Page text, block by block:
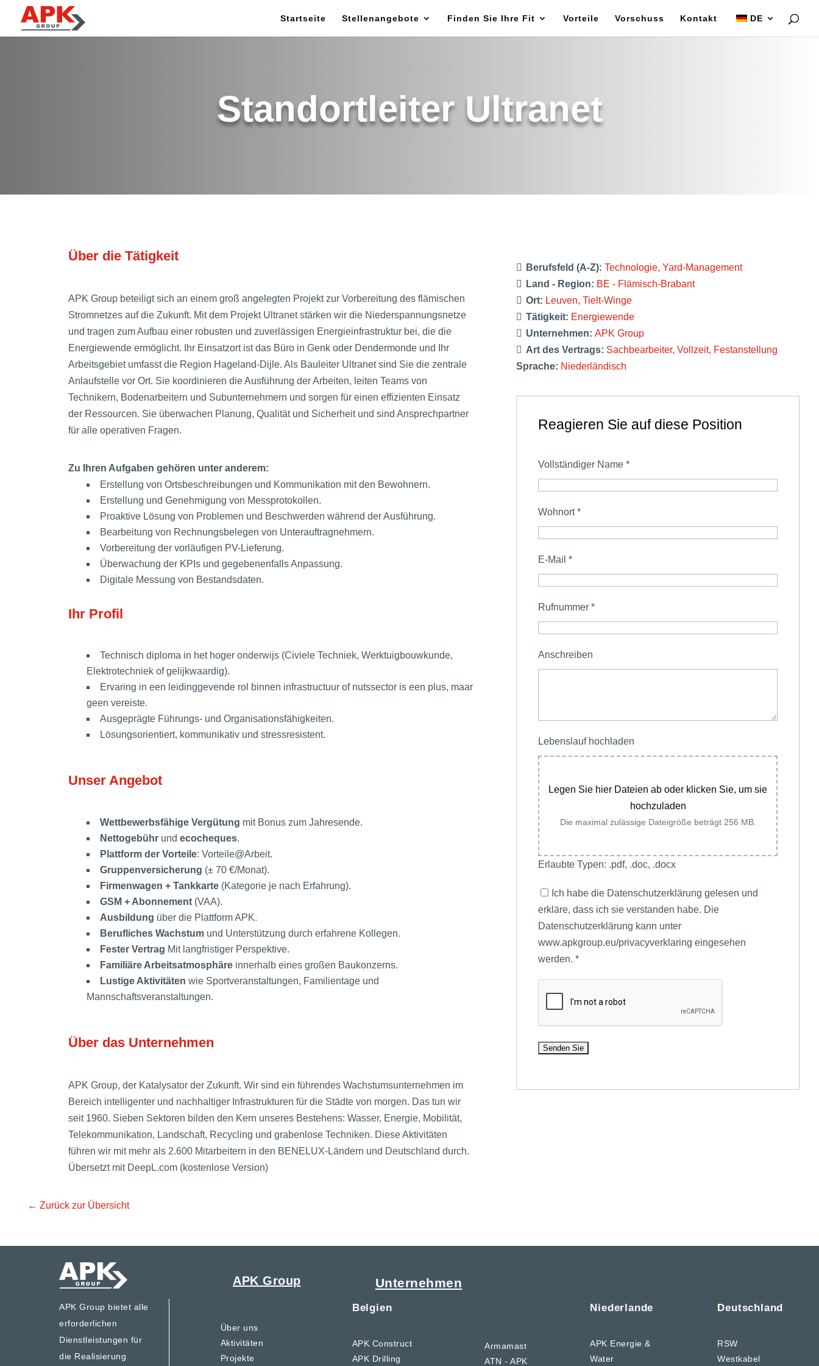
Startseite Stellenangebote Finden Sie Ihre Fit Vorteile Vorschuss Kontakt DE
Standortleiter Ultranet
Über die Tätigkeit
APK Group beteiligt sich an einem groß angelegten Projekt zur Vorbereitung des flämischen
Stromnetzes auf die Zukunft. Mit dem Projekt Ultranet stärken wir die Niederspannungsnetze
und tragen zum Aufbau einer robusten und zuverlässigen Energieinfrastruktur bei, die die
Energiewende ermöglicht. Ihr Einsatzort ist das Büro in Genk oder Dendermonde und Ihr
Arbeitsgebiet umfasst die Region Hageland-Dijle. Als Bauleiter Ultranet sind Sie die zentrale
Anlaufstelle vor Ort. Sie koordinieren die Ausführung der Arbeiten, leiten Teams von
Technikern, Bodenarbeitern und Subunternehmern und sorgen für einen effizienten Einsatz
der Ressourcen. Sie überwachen Planung, Qualität und Sicherheit und sind Ansprechpartner
für alle operativen Fragen.
Zu Ihren Aufgaben gehören unter anderem:
Erstellung von Ortsbeschreibungen und Kommunikation mit den Bewohnern.
Erstellung und Genehmigung von Messprotokollen.
Proaktive Lösung von Problemen und Beschwerden während der Ausführung.
Bearbeitung von Rechnungsbelegen von Unterauftragnehmern.
Vorbereitung der vorläufigen PV-Lieferung.
Überwachung der KPIs und gegebenenfalls Anpassung.
Digitale Messung von Bestandsdaten.
Ihr Profil
Technisch diploma in het hoger onderwijs (Civiele Techniek, Werktuigbouwkunde,
Elektrotechniek of gelijkwaardig).
Ervaring in een leidinggevende rol binnen infrastructuur of nutssector is een plus, maar
geen vereiste.
Ausgeprägte Führungs- und Organisationsfähigkeiten.
Lösungsorientiert, kommunikativ und stressresistent.
Unser Angebot
Wettbewerbsfähige Vergütung mit Bonus zum Jahresende.
Nettogebühr undecocheques.
Plattform der Vorteile: Vorteile@Arbeit.
Gruppenversicherung (± 70 €/Monat).
Firmenwagen + Tankkarte (Kategorie je nach Erfahrung).
GSM + Abonnement (VAA).
Ausbildung über die Plattform APK.
Berufliches Wachstum und Unterstützung durch erfahrene Kollegen.
Fester Vertrag Mit langfristiger Perspektive.
Familiäre Arbeitsatmosphäre innerhalb eines großen Baukonzerns.
Lustige Aktivitäten wie Sportveranstaltungen, Familientage und
Mannschaftsveranstaltungen.
Über das Unternehmen
APK Group, der Katalysator der Zukunft. Wir sind ein führendes Wachstumsunternehmen im
Bereich intelligenter und nachhaltiger Infrastrukturen für die Städte von morgen. Das tun wir
seit 1960. Sieben Sektoren bilden den Kern unseres Bestehens: Wasser, Energie, Mobilität,
Telekommunikation, Landschaft, Recycling und grabenlose Techniken. Diese Aktivitäten
führen wir mit mehr als 2.600 Mitarbeitern in den BENELUX-Ländern und Deutschland durch.
Übersetzt mit DeepL.com (kostenlose Version)
← Zurück zur Übersicht
Berufsfeld (A-Z):Technologie Yard-Management
Land - Region: BE - Flämisch-Brabant
Ort: Leuven Tielt-Winge
Tätigkeit: Energiewende
Unternehmen:APK Group
Art des Vertrags: Sachbearbeiter Vollzeit Festanstellung
Sprache: Niederländisch
Reagieren Sie auf diese Position
Vollständiger Name*
Wohnort*
E-Mail*
Rufnummer*
Anschreiben
Lebenslauf hochladen
Legen Sie hier Dateien ab oder klicken Sie, um sie
hochzuladen
Die maximal zulässige Dateigröße beträgt 256 MB.
Erlaubte Typen: .pdf, .doc, .docx
Ich habe die Datenschutzerklärung gelesen und
erkläre, dass ich sie verstanden habe. Die
Datenschutzerklärung kann unter
www.apkgroup.eu/privacyverklaring eingesehen
werden.*
APK Group Unternehmen
APK Group bietet alle
erforderlichen
Dienstleistungen für
die Realisierung
Über uns
Aktivitäten
Projekte
Belgien
APK Construct
APK Drilling
Armamast
ATN - APK
Niederlande
APK Energie &
Water
Deutschland
RSW
Westkabel